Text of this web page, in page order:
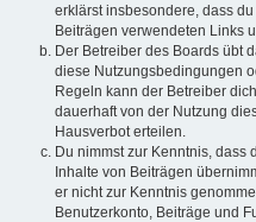
erklärst insbesondere, dass
Beiträgen verwendeten Links
Der Betreiber des Boards übt
diese Nutzungsbedingungen
Regeln kann der Betreiber
dauerhaft von der Nutzung
Hausverbot erteilen.
Du nimmst zur Kenntnis, dass
Inhalte von Beiträgen
er nicht zur Kenntnis
Benutzerkonto, Beiträge und